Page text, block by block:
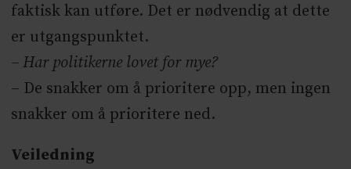
faktisk kan utføre. Det er nødvendig at dette
er utgangspunktet.
– Har politikerne lovet for mye?
– De snakker om å prioritere opp, men ingen
snakker om å prioritere ned.
Veiledning